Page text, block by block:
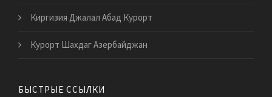
Киргизия Джалал Абад Курорт
Курорт Шахдаг Азербайджан
БЫСТРЫЕ ССЫЛКИ